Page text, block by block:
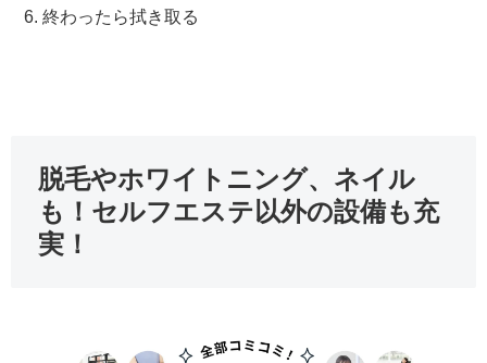
終わったら拭き取る
脱毛やホワイトニング、ネイル
も！セルフエステ以外の設備も充
実！